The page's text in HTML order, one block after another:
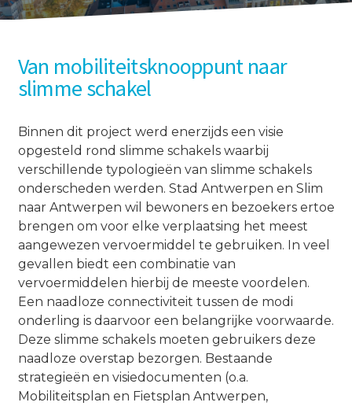
Van mobiliteitsknooppunt naar
slimme schakel
Binnen dit project werd enerzijds een visie
opgesteld rond slimme schakels waarbij
verschillende typologieën van slimme schakels
onderscheden werden. Stad Antwerpen en Slim
naar Antwerpen wil bewoners en bezoekers ertoe
brengen om voor elke verplaatsing het meest
aangewezen vervoermiddel te gebruiken. In veel
gevallen biedt een combinatie van
vervoermiddelen hierbij de meeste voordelen.
Een naadloze connectiviteit tussen de modi
onderling is daarvoor een belangrijke voorwaarde.
Deze slimme schakels moeten gebruikers deze
naadloze overstap bezorgen. Bestaande
strategieën en visiedocumenten (o.a.
Mobiliteitsplan en Fietsplan Antwerpen,